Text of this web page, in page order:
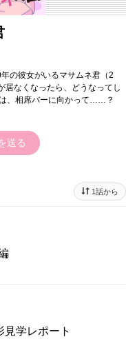
の彼女がいるマサムネ君（2
居なくなったら、どうなってし
、相席バーに向かって……？
送る
1話から
見学レポート